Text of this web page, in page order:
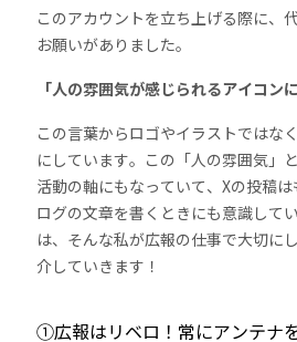
このアカウントを立ち上げる際に、
お願いがありました。
「人の雰囲気が感じられるアイコン
この言葉からロゴやイラストではな
にしています。この「人の雰囲気」
活動の軸にもなっていて、Xの投稿
ログの文章を書くときにも意識して
は、そんな私が広報の仕事で大切に
介していきます！
①広報はリベロ！常にアンテナ